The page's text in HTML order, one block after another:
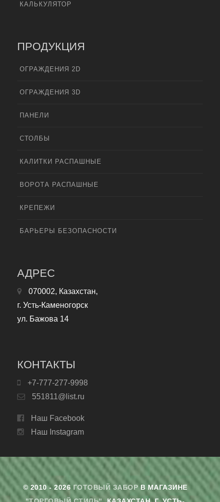
КАЛЬКУЛЯТОР
ПРОДУКЦИЯ
ОГРАЖДЕНИЯ 2D
ОГРАЖДЕНИЯ 3D
ПАНЕЛИ
СТОЛБЫ
КАЛИТКИ РАСПАШНЫЕ
ВОРОТА РАСПАШНЫЕ
КРЕПЕЖИ
БАРЬЕРЫ БЕЗОПАСНОСТИ
АДРЕС
070002, Казахстан,
г. Усть-Каменогорск
ул. Бажова 14
КОНТАКТЫ
+7-777-277-9998
551811@list.ru
Наш Facebook
Наш Instagram
© 2010 - 2026 ГОТОВЫЙ ЗАБОРВ МАГАЗИНЕ